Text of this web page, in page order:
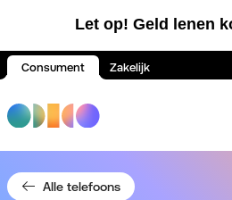
Let op! Geld lenen
Consument Zakelijk
Alle telefoons